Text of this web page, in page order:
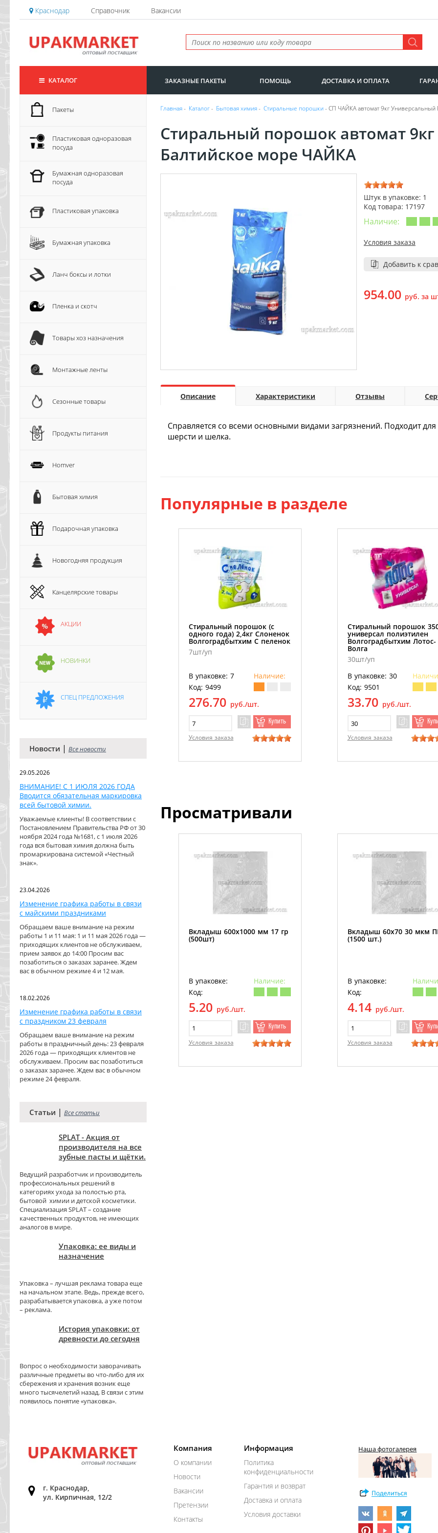
Краснодар Справочник Вакансии
КАТАЛОГ ЗАКАЗНЫЕ ПАКЕТЫ ПОМОЩЬ ДОСТАВКА И ОПЛАТА
Пакеты
Пластиковая одноразовая
посуда
Бумажная одноразовая
посуда
Пластиковая упаковка
Бумажная упаковка
Ланч боксы и лотки
Пленка и скотч
Товары хоз назначения
Монтажные ленты
Сезонные товары
Продукты питания
Homver
Бытовая химия
Подарочная упаковка
Новогодняя продукция
Канцелярские товары
АКЦИИ
НОВИНКИ
СПЕЦ ПРЕДЛОЖЕНИЯ
Новости | Все новости
29.05.2026
ВНИМАНИЕ! С 1 ИЮЛЯ 2026 ГОДА
Вводится обязательная маркировка
всей бытовой химии.
Уважаемые клиенты! В соответствии с
Постановлением Правительства РФ от 30
ноября 2024 года №1681, с 1 июля 2026
года вся бытовая химия должна быть
промаркирована системой «Честный
знак».
23.04.2026
Изменение графика работы в связи
с майскими праздниками
Обращаем ваше внимание на режим
работы 1 и 11 мая: 1 и 11 мая 2026 года —
приходящих клиентов не обслуживаем,
прием заявок до 14:00 Просим вас
позаботиться о заказах заранее. Ждем
вас в обычном режиме 4 и 12 мая.
18.02.2026
Изменение графика работы в связи
с праздником 23 февраля
Обращаем ваше внимание на режим
работы в праздничный день: 23 февраля
2026 года — приходящих клиентов не
обслуживаем. Просим вас позаботиться
о заказах заранее. Ждем вас в обычном
режиме 24 февраля.
Статьи | Все статьи
SPLAT - Акция от
производителя на все
зубные пасты и щётки.
Ведущий разработчик и производитель
профессиональных решений в
категориях ухода за полостью рта,
бытовой химии и детской косметики.
Специализация SPLAT – создание
качественных продуктов, не имеющих
аналогов в мире.
Упаковка: ее виды и
назначение
Упаковка – лучшая реклама товара еще
на начальном этапе. Ведь, прежде всего,
разрабатывается упаковка, а уже потом
– реклама.
История упаковки: от
древности до сегодня
Вопрос о необходимости заворачивать
различные предметы во что-либо для их
сбережения и хранения возник еще
много тысячелетий назад. В связи с этим
появилось понятие «упаковка».
Главная- Каталог- Бытовая химия- Стиральные порошки- СП ЧАЙКА автомат 9кг Универсальный
Стиральный порошок автомат
Балтийское море ЧАЙКА
Штук в упаковке: 1
Код товара: 17197
Наличие:
Условия заказа
Добавить к
954.00 руб. за
Описание Характеристики Отзывы
Справляется со всеми основными видами загрязнений. Подходит
шерсти и шелка.
Популярные в разделе
Стиральный порошок (с
одного года) 2,4кг Слоненок
Волгоградбытхим С пеленок
7шт/уп
В упаковке: 7
Наличие:
Код: 9499
276.70 руб./шт.
Купить
Условия заказа
Стиральный порошок
универсал полиэтилен
Волгоградбытхим Лотос-
Волга
30шт/уп
В упаковке: 30
Код: 9501
33.70 руб./шт.
Условия заказа
Просматривали
Вкладыш 600х1000 мм 17 гр
(500шт)
В упаковке:
Наличие:
Код:
5.20 руб./шт.
Купить
Условия заказа
Вкладыш 60х70 30 мкм
(1500 шт.)
В упаковке:
Код:
4.14 руб./шт.
Условия заказа
г. Краснодар,
ул. Кирпичная, 12/2
Компания
О компании
Новости
Вакансии
Претензии
Контакты
Информация
Политика
конфиденциальности
Гарантия и возврат
Доставка и оплата
Условия доставки
Наша фотогалерея